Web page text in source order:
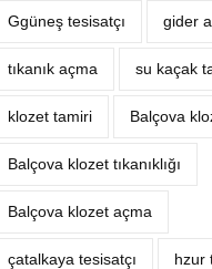
Ggüneş tesisatçı ‎gider
tıkanık açma su kaçak
klozet tamiri Balçova
Balçova klozet tıkanıklığı
Balçova klozet açma
çatalkaya tesisatçı hzur